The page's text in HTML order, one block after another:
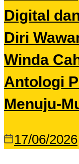
Digital
Diri
Winda
Antologi
Menuju-
17/06/2026